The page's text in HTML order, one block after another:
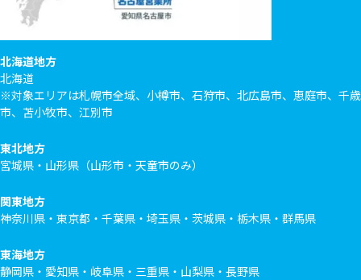
北海道地方
北海道
※対象エリアは札幌市全域、小樽市、石狩市、北広島市、恵庭市、千歳
市、苫小牧市、江別市
東北地方
宮城県・山形県（山形市・天童市のみ）
関東地方
神奈川県・東京都・千葉県・埼玉県・茨城県・栃木県・群馬県
東海地方
静岡県・愛知県・岐阜県・三重県・山梨県・長野県